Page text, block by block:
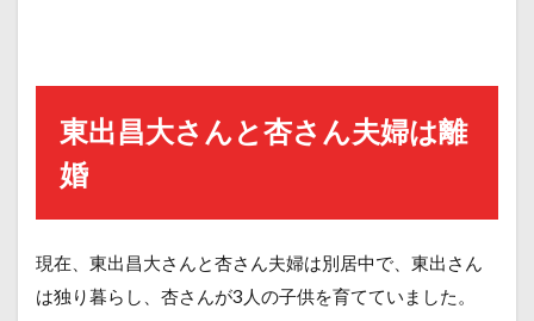
東出昌大さんと杏さん夫婦は離
婚
現在、東出昌大さんと杏さん夫婦は別居中で、東出さん
は独り暮らし、杏さんが3人の子供を育てていました。